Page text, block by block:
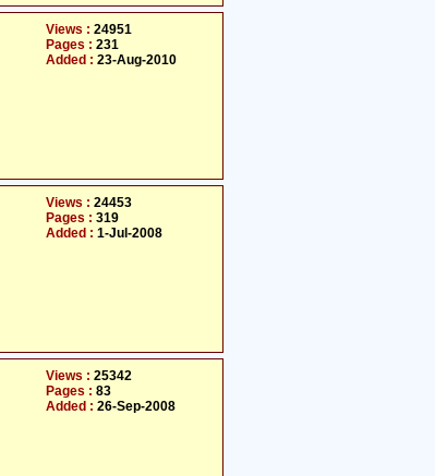
Views : 24951
Pages : 231
Added : 23-Aug-2010
Views : 24453
Pages : 319
Added : 1-Jul-2008
Views : 25342
Pages : 83
Added : 26-Sep-2008